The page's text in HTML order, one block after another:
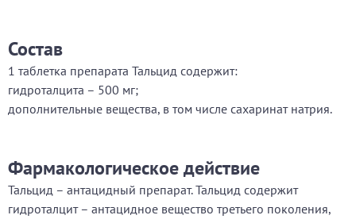
Состав
1 таблетка препарата Тальцид содержит:
гидроталцита – 500 мг;
дополнительные вещества, в том числе сахаринат натрия.
Фармакологическое действие
Тальцид – антацидный препарат. Тальцид содержит
гидроталцит – антацидное вещество третьего поколения,